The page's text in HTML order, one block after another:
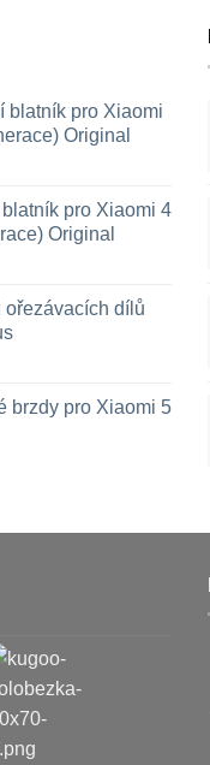
blatník pro Xiaomi
Original
pro Xiaomi 4
Original
ořezávacích dílů
brzdy pro Xiaomi 5